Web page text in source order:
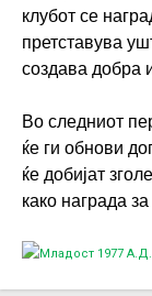
клубот се
претставува
создава добра
Во следниот
ќе ги обнови
ќе добијат
како награда